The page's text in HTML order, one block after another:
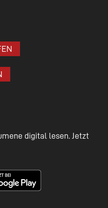
digital lesen. Jetzt